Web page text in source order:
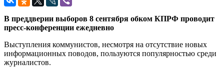
В преддверии выборов 8 сентября обком КПРФ проводит
пресс-конференции ежедневно
Выступления коммунистов, несмотря на отсутствие новых
информационных поводов, пользуются популярностью среди
журналистов.